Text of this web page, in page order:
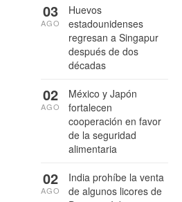
Huevos
estadounidenses
regresan a Singapur
después de dos
décadas
03
AGO
México y Japón
fortalecen
cooperación en favor
de la seguridad
alimentaria
02
AGO
India prohíbe la venta
de algunos licores de
02
AGO